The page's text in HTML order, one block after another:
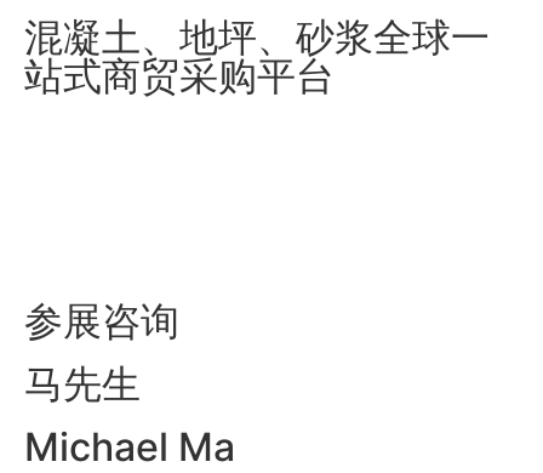
混凝土、地坪、砂浆全球一
站式商贸采购平台
参展咨询
马先生
Michael Ma